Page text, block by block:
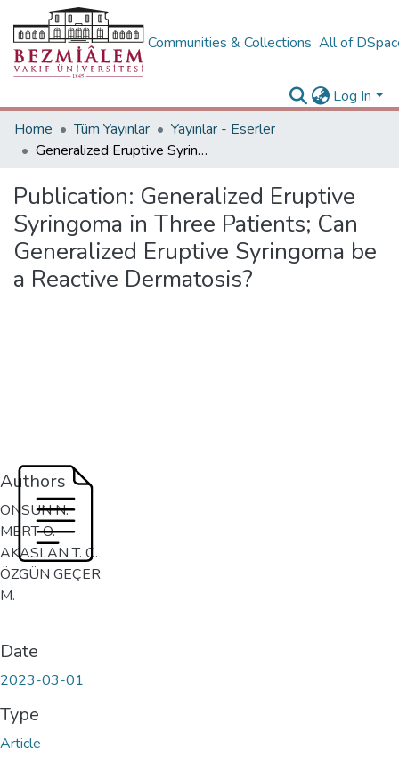
Communities & Collections All of
Log In
Home
Tüm Yayınlar
Yayınlar - Eserler
Generalized Eruptive Syringoma in Three Patients; Can Generalized Eruptive Syringoma be a Reactive Dermatosis?
Publication: Generalized Eruptive
Syringoma in Three Patients; Can
Generalized Eruptive Syringoma be
a Reactive Dermatosis?
Authors
ONSUN N.
MERT Ö.
AKASLAN T. Ç.
ÖZGÜN GEÇER
M.
Date
2023-03-01
Type
Article